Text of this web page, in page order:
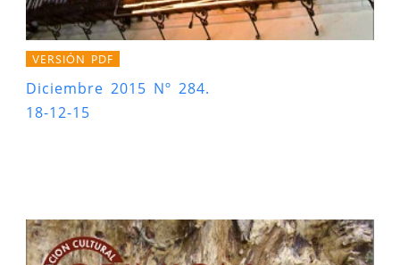
VERSIÓN PDF
Diciembre 2015 Nº 284.
18-12-15